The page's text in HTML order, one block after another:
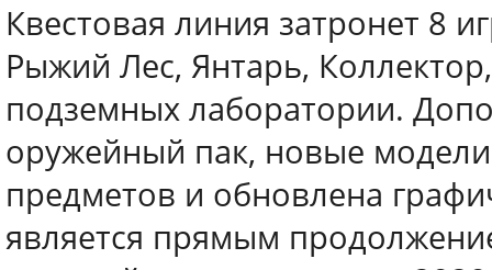
Квестовая линия затронет 8
Рыжий Лес, Янтарь,
подземных лаборатории.
оружейный пак, новые
предметов и обновлена
является прямым